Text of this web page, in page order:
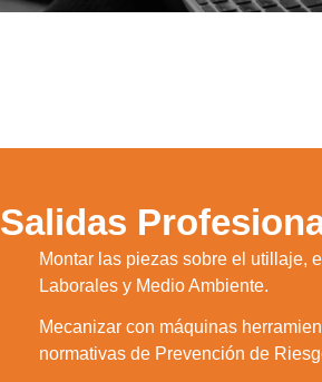
Salidas
Montar las piezas sobre el utillaje,
Laborales y Medio Ambiente.
Mecanizar con máquinas
normativas de Prevención de